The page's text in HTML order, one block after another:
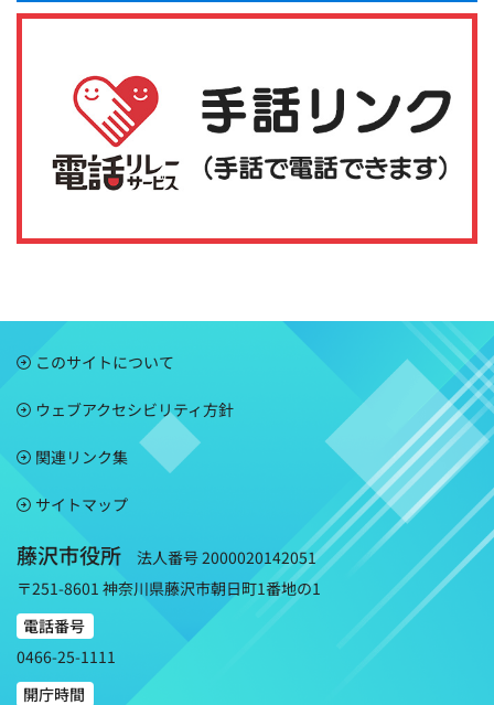
このサイトについて
ウェブアクセシビリティ方針
関連リンク集
サイトマップ
藤沢市役所
法人番号 2000020142051
〒251-8601 神奈川県藤沢市朝日町1番地の1
電話番号
0466-25-1111
開庁時間